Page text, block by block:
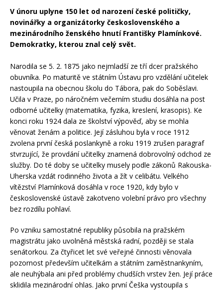
V únoru uplyne 150 let od narození české političky,
novinářky a organizátorky československého a
mezinárodního ženského hnutí Františky Plamínkové.
Demokratky, kterou znal celý svět.
Narodila se 5. 2. 1875 jako nejmladší ze tří dcer pražského
obuvníka. Po maturitě ve státním Ústavu pro vzdělání učitelek
nastoupila na obecnou školu do Tábora, pak do Soběslavi.
Učila v Praze, po náročném večerním studiu dosáhla na post
odborné učitelky (matematika, fyzika, kreslení, krasopis). Ke
konci roku 1924 dala ze školství výpověď, aby se mohla
věnovat ženám a politice. Její zásluhou byla v roce 1912
zvolena první česká poslankyně a roku 1919 zrušen paragraf
stvrzující, že provdání učitelky znamená dobrovolný odchod ze
služby. Do té doby se učitelky musely podle zákonů Rakouska-
Uherska vzdát rodinného života a žít v celibátu. Velkého
vítězství Plamínková dosáhla v roce 1920, kdy bylo v
československé ústavě zakotveno volební právo pro všechny
bez rozdílu pohlaví.
Po vzniku samostatné republiky působila na pražském
magistrátu jako uvolněná městská radní, později se stala
senátorkou. Za čtyřicet let své veřejné činnosti věnovala
pozornost především učitelkám a státním zaměstnankyním,
ale neuhýbala ani před problémy chudších vrstev žen. Její práce
sklidila mezinárodní ohlas. Jako první Češka vystoupila s